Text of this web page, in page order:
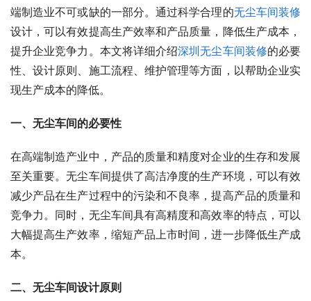
端制造业不可或缺的一部分。通过科学合理的无尘车间装修
设计，可以有效提高生产效率和产品质量，降低生产成本，
提升企业竞争力。本文将详细介绍深圳无尘车间装修的必要
性、设计原则、施工流程、维护管理等方面，以帮助企业实
现生产成本的降低。
一、无尘车间的必要性
在高端制造产业中，产品的质量和精度对企业的生存和发展
至关重要。无尘车间提供了高洁净度的生产环境，可以有效
减少产品在生产过程中的污染和不良率，提高产品的质量和
竞争力。同时，无尘车间具有高精度和高效率的特点，可以
大幅提高生产效率，缩短产品上市时间，进一步降低生产成
本。
二、无尘车间设计原则